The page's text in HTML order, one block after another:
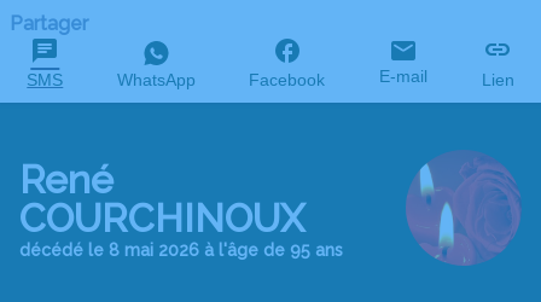
Partager
SMS WhatsApp Facebook E-mail Lien
René
COURCHINOUX
décédé le 8 mai 2026 à l'âge de 95 ans